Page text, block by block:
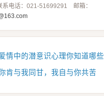
系电话：021-51699291 邮箱：
情中的潜意识心理你知道哪些
肯与我同甘，我自与你共苦